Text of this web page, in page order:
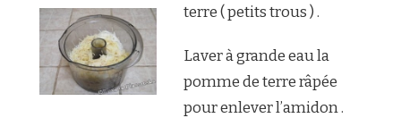
terre ( petits trous ) .
Laver à grande eau la
pomme de terre râpée
pour enlever l’amidon .